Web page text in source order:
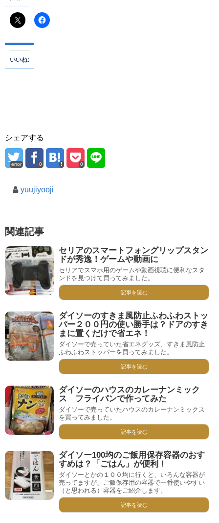
いいね:
シェアする
error 0 0
yuujiyooji
関連記事
セリアのスマートフォングリップスタン
ドが秀逸！ゲームや動画に
セリアでスマホ用のゲームや動画視聴に便利なスタ
ンドを見つけて買ってみました。
記事を読む
ダイソーのすきま風防止ふわふわストッ
パー２００円の使い勝手は？ドアのすき
まに置くだけで省エネ！
ダイソーで売っていた省エネグッズ、すきま風防止
ふわふわストッパーを買ってみました。
記事を読む
ダイソーのハウスのカレーナンミック
ス フライパンで作ってみた
ダイソーで売っていたハウスのカレーナンミックス
を買ってみました。
記事を読む
ダイソー100均のご飯用保存容器のおす
すめは？「ごはん」が便利！
ダイソーとかの１００均に行くと、いろんな容器が
売ってますが、ご飯保存用の容器で一番使いやすい
（と思われる）容器をご紹介します。
記事を読む